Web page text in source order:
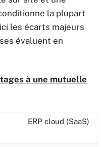
la plupart
les écarts majeurs
évaluent en
à une mutuelle
ERP cloud (SaaS)